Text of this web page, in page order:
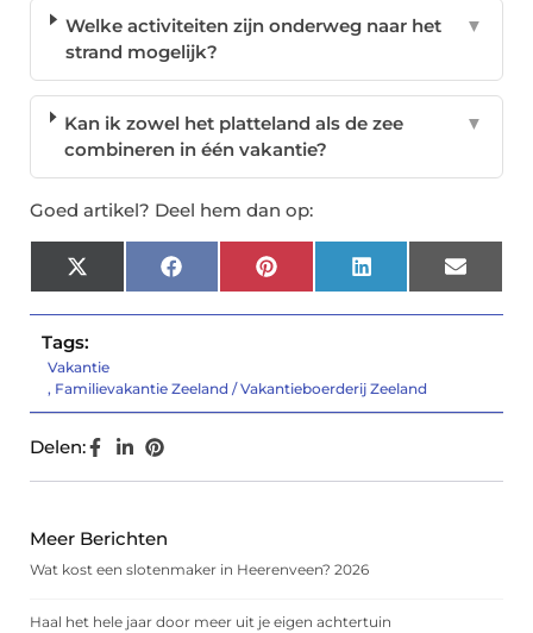
Welke activiteiten zijn onderweg naar het
strand mogelijk?
▼
Kan ik zowel het platteland als de zee
combineren in één vakantie?
▼
Goed artikel? Deel hem dan op:
X
(Twitter)
FacebookPinterest LinkedIn Email
Tags:
Vakantie
, Familievakantie Zeeland / Vakantieboerderij Zeeland
Delen:
Meer Berichten
Wat kost een slotenmaker in Heerenveen? 2026
Haal het hele jaar door meer uit je eigen achtertuin